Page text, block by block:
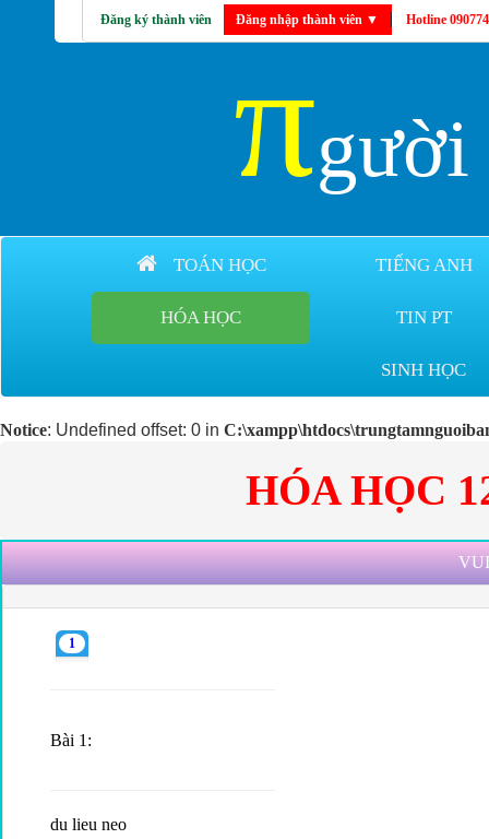
Đăng ký thành viên Đăng nhập thành viên ▼ Hotline
πgười
TOÁN HỌC TIẾNG ANH
HÓA HỌC TIN PT
SINH HỌC
Notice: Undefined offset: 0 in
HÓA HỌC
1
Bài 1:
du lieu neo